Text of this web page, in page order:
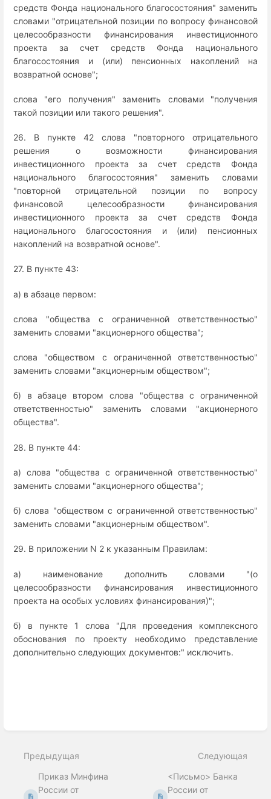
средств Фонда национального благосостояния" заменить
словами "отрицательной позиции по вопросу финансовой
целесообразности финансирования инвестиционного
проекта за счет средств Фонда национального
благосостояния и (или) пенсионных накоплений на
возвратной основе";
слова "его получения" заменить словами "получения
такой позиции или такого решения".
26. В пункте 42 слова "повторного отрицательного
решения о возможности финансирования
инвестиционного проекта за счет средств Фонда
национального благосостояния" заменить словами
"повторной отрицательной позиции по вопросу
финансовой целесообразности финансирования
инвестиционного проекта за счет средств Фонда
национального благосостояния и (или) пенсионных
накоплений на возвратной основе".
27. В пункте 43:
а) в абзаце первом:
слова "общества с ограниченной ответственностью"
заменить словами "акционерного общества";
слова "обществом с ограниченной ответственностью"
заменить словами "акционерным обществом";
б) в абзаце втором слова "общества с ограниченной
ответственностью" заменить словами "акционерного
общества".
28. В пункте 44:
а) слова "общества с ограниченной ответственностью"
заменить словами "акционерного общества";
б) слова "обществом с ограниченной ответственностью"
заменить словами "акционерным обществом".
29. В приложении N 2 к указанным Правилам:
а) наименование дополнить словами "(о
целесообразности финансирования инвестиционного
проекта на особых условиях финансирования)";
б) в пункте 1 слова "Для проведения комплексного
обоснования по проекту необходимо представление
дополнительно следующих документов:" исключить.
mode
Предыдущая
Приказ Минфина
России от
Следующая
<Письмо> Банка
России от